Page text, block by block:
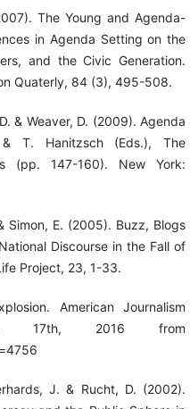
The Young and Agenda-
in Agenda Setting on the
and the Civic Generation.
Quaterly, 84 (3), 495-508.
& Weaver, D. (2009). Agenda
T. Hanitzsch (Eds.), The
(pp. 147-160). New York:
Simon, E. (2005). Buzz, Blogs
Discourse in the Fall of
Project, 23, 1-33.
American Journalism
17th, 2016 from
J. & Rucht, D. (2002).